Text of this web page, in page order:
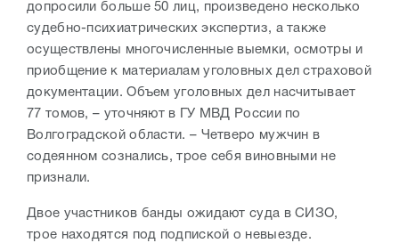
допросили больше 50 лиц, произведено несколько
судебно-психиатрических экспертиз, а также
осуществлены многочисленные выемки, осмотры и
приобщение к материалам уголовных дел страховой
документации. Объем уголовных дел насчитывает
77 томов, – уточняют в ГУ МВД России по
Волгоградской области. – Четверо мужчин в
содеянном сознались, трое себя виновными не
признали.
Двое участников банды ожидают суда в СИЗО,
трое находятся под подпиской о невыезде.